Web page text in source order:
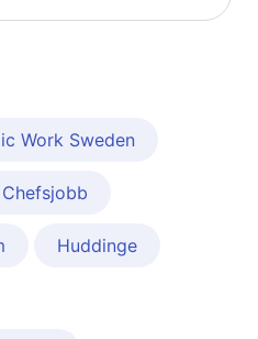
Work Sweden
Chefsjobb
Huddinge